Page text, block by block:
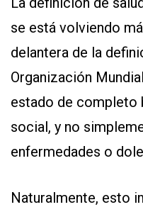
se está volviendo
delantera de la
Organización
estado de completo
social, y no
enfermedades o
Naturalmente, esto